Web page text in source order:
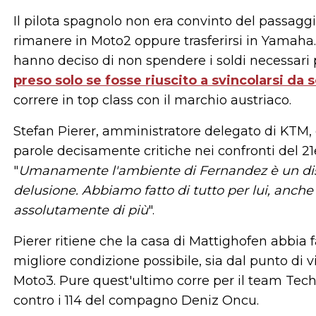
Il pilota spagnolo non era convinto del
rimanere in Moto2 oppure trasferirsi in
hanno deciso di non spendere i soldi
preso solo se fosse riuscito a svincolarsi da
correre in top class con il marchio austriaco.
Stefan Pierer, amministratore delegato di
parole decisamente critiche nei confronti del
"Umanamente l'ambiente di Fernandez è un
delusione. Abbiamo fatto di tutto per lui,
assolutamente di più".
Pierer ritiene che la casa di Mattighofen
migliore condizione possibile, sia dal punto di
Moto3. Pure quest'ultimo corre per il team
contro i 114 del compagno Deniz Oncu.